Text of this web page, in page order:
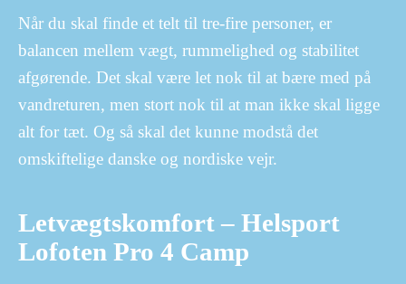
Når du skal finde et telt til tre-fire personer, er
balancen mellem vægt, rummelighed og stabilitet
afgørende. Det skal være let nok til at bære med på
vandreturen, men stort nok til at man ikke skal ligge
alt for tæt. Og så skal det kunne modstå det
omskiftelige danske og nordiske vejr.
Letvægtskomfort – Helsport
Lofoten Pro 4 Camp